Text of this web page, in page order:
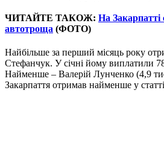
ЧИТАЙТЕ ТАКОЖ: На
автотроща (ФОТО)
Найбільше за перший місяць року
Стефанчук. У січні йому виплатили
Найменше – Валерій Лунченко (4,9
Закарпаття отримав найменше у